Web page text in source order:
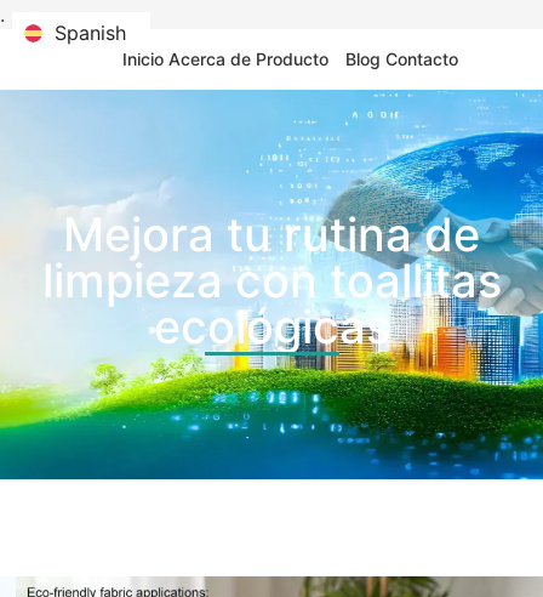
.
Inicio Acerca de Producto Blog Contacto
Mejora tu rutina de
limpieza con toallitas
ecológicas
Spanish
Spanish